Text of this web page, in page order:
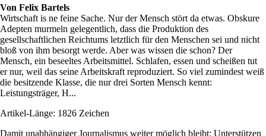
Von Felix Bartels
Wirtschaft is ne feine Sache. Nur der Mensch stört da etwas. Obskure
Adepten murmeln gelegentlich, dass die Produktion des
gesellschaftlichen Reichtums letztlich für den Menschen sei und nicht
bloß von ihm besorgt werde. Aber was wissen die schon? Der
Mensch, ein beseeltes Arbeitsmittel. Schlafen, essen und scheißen tut
er nur, weil das seine Arbeitskraft reproduziert. So viel zumindest weiß
die besitzende Klasse, die nur drei Sorten Mensch kennt:
Leistungsträger, H...
Artikel-Länge: 1826 Zeichen
Damit unabhängiger Journalismus weiter möglich bleibt: Unterstützen